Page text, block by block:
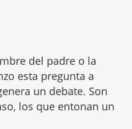
del padre o la
esta pregunta a
un debate. Son
los que entonan un